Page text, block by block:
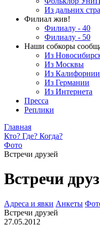
Из дальних
Филиал жив!
Филиалу - 40
Филиалу - 50
Наши собкоры
Из
Из Москвы
Из Калифорнии
Из Германии
Из Интернета
Пресса
Реплики
Главная
Кто? Где? Когда?
Фото
Встречи друзей
Встречи
Адреса и явки Анкеты
Встречи друзей
27.05.2012